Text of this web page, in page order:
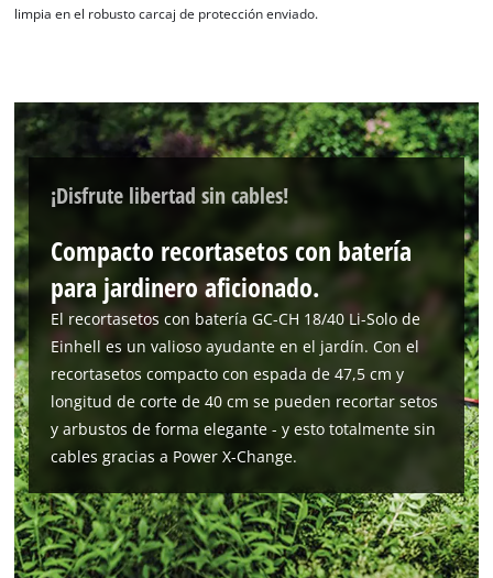
to trackers that are not disclosed to the
Powered byUsercentrics Consent
Management Platform
limpia en el robusto carcaj de protección enviado.
¡Disfrute libertad sin cables!
Compacto recortasetos con batería
para jardinero aficionado.
El recortasetos con batería GC-CH 18/40 Li-Solo de
Einhell es un valioso ayudante en el jardín. Con el
recortasetos compacto con espada de 47,5 cm y
longitud de corte de 40 cm se pueden recortar setos
y arbustos de forma elegante - y esto totalmente sin
cables gracias a Power X-Change.